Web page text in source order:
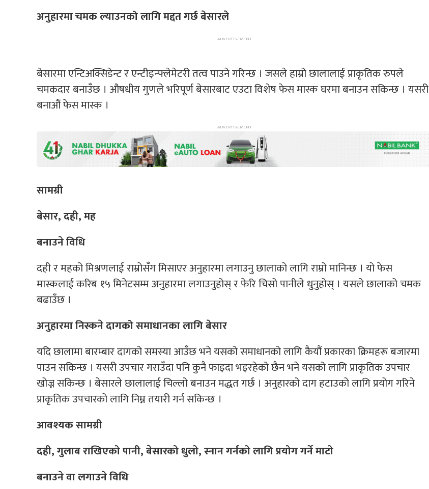
अनुहारमा चमक ल्याउनको लागि मद्दत गर्छ बेसारले
बेसारमा एन्टिअक्सिडेन्ट र एन्टीइन्फ्लेमेटरी तत्व पाउने गरिन्छ । जसले हाम्रो छालालाई प्राकृतिक रुपले
चमकदार बनाउँछ । औषधीय गुणले भरिपूर्ण बेसारबाट एउटा विशेष फेस मास्क घरमा बनाउन सकिन्छ । यसरी
बनाऔं फेस मास्क ।
सामग्री
बेसार, दही, मह
बनाउने विधि
दही र महको मिश्रणलाई राम्रोसँग मिसाएर अनुहारमा लगाउनु छालाको लागि राम्रो मानिन्छ । यो फेस
मास्कलाई करिब १५ मिनेटसम्म अनुहारमा लगाउनुहोस् र फेरि चिसो पानीले धुनुहोस् । यसले छालाको चमक
बढाउँछ ।
अनुहारमा निस्कने दागको समाधानका लागि बेसार
यदि छालामा बारम्बार दागको समस्या आउँछ भने यसको समाधानको लागि कैयौं प्रकारका क्रिमहरू बजारमा
पाउन सकिन्छ । यसरी उपचार गराउँदा पनि कुनै फाइदा भइरहेको छैन भने यसको लागि प्राकृतिक उपचार
खोज्न सकिन्छ । बेसारले छालालाई चिल्लो बनाउन मद्धत गर्छ । अनुहारको दाग हटाउको लागि प्रयोग गरिने
प्राकृतिक उपचारको लागि निम्न तयारी गर्न सकिन्छ ।
आवश्यक सामग्री
दही, गुलाब राखिएको पानी, बेसारको धुलो, स्नान गर्नको लागि प्रयोग गर्ने माटो
बनाउने वा लगाउने विधि